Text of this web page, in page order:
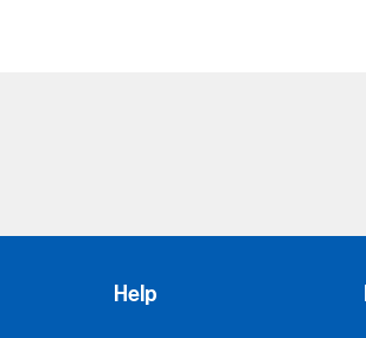
Help